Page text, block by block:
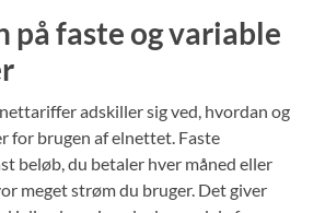
på faste og variable
adskiller sig ved, hvordan og
for brugen af elnettet. Faste
beløb, du betaler hver måned eller
meget strøm du bruger. Det giver